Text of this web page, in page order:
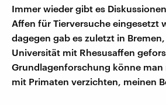
Immer wieder gibt es
Affen für Tierversuche eingesetzt
dagegen gab es zuletzt in
Universität mit Rhesusaffen
Grundlagenforschung könne man
mit Primaten verzichten, meinen